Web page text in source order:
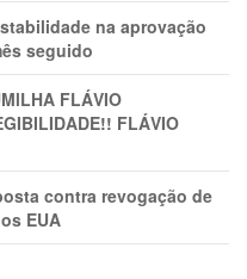
na aprovação
seguido
FLÁVIO
FLÁVIO
contra revogação de
EUA